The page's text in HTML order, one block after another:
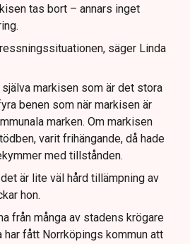
tas bort – annars inget
säger Linda
markisen som är det stora
benen som när markisen är
marken. Om markisen
varit frihängande, då hade
med tillstånden.
är lite väl hård tillämpning av
hon.
från många av stadens krögare
har fått Norrköpings kommun att